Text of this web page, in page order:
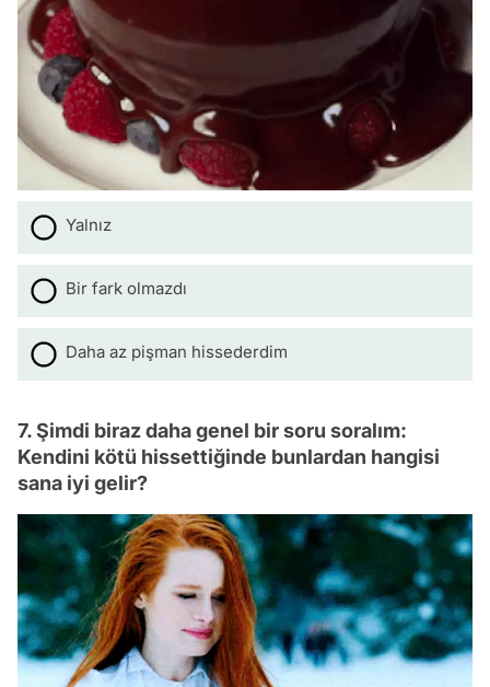
Yalnız
Bir fark olmazdı
Daha az pişman hissederdim
7. Şimdi biraz daha genel bir soru soralım:
Kendini kötü hissettiğinde bunlardan hangisi
sana iyi gelir?